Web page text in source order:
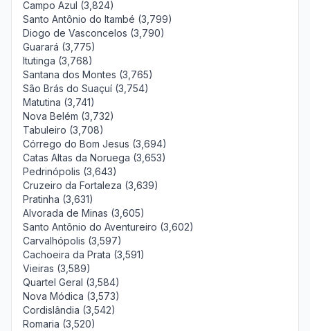
Campo Azul (3,824)
Santo Antônio do Itambé (3,799)
Diogo de Vasconcelos (3,790)
Guarará (3,775)
Itutinga (3,768)
Santana dos Montes (3,765)
São Brás do Suaçuí (3,754)
Matutina (3,741)
Nova Belém (3,732)
Tabuleiro (3,708)
Córrego do Bom Jesus (3,694)
Catas Altas da Noruega (3,653)
Pedrinópolis (3,643)
Cruzeiro da Fortaleza (3,639)
Pratinha (3,631)
Alvorada de Minas (3,605)
Santo Antônio do Aventureiro (3,602)
Carvalhópolis (3,597)
Cachoeira da Prata (3,591)
Vieiras (3,589)
Quartel Geral (3,584)
Nova Módica (3,573)
Cordislândia (3,542)
Romaria (3,520)